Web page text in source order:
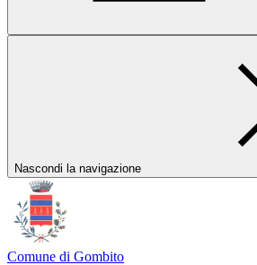
Nascondi la navigazione
Comune di Gombito